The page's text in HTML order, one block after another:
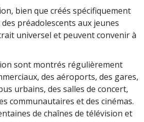
bien que créés spécifiquement
préadolescents aux jeunes
universel et peuvent convenir à
sont montrés régulièrement
des aéroports, des gares,
urbains, des salles de concert,
communautaires et des cinémas.
de chaînes de télévision et